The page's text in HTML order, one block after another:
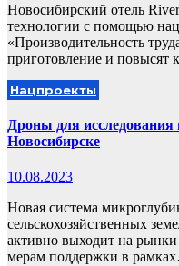
Новосибирский отель
технологии с помощью
«Производительность
приготовление и повысят
Нацпроекты
Дроны для исследования
Новосибирске
10.08.2023
Новая система
сельскохозяйственных
активно выходит на
мерам поддержки в